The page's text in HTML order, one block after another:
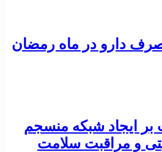
دارو در ماه رمضان
بر ایجاد شبکه منسجم
و مراقبت سلامت